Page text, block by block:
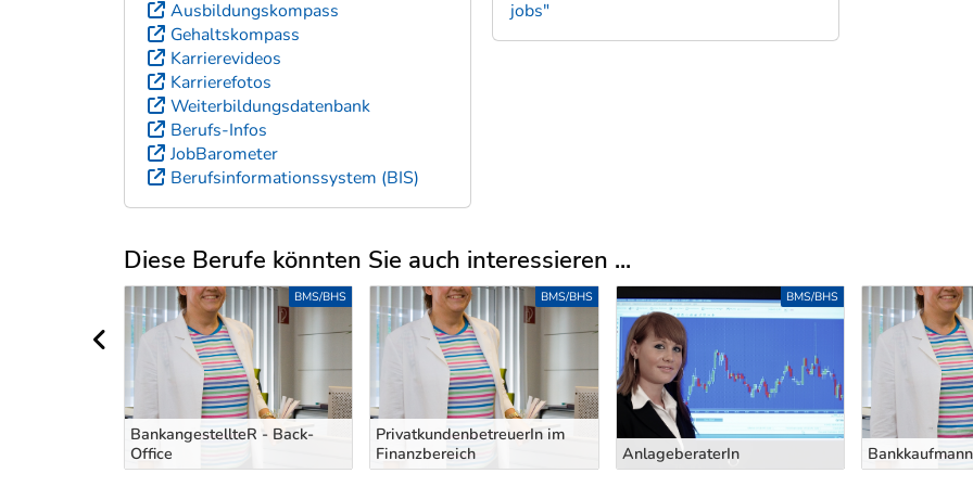
Ausbildungskompass
Gehaltskompass
Karrierevideos
Karrierefotos
Weiterbildungsdatenbank
Berufs-Infos
JobBarometer
Berufsinformationssystem (BIS)
jobs"
Diese Berufe könnten Sie auch interessieren ...
Uber weitere Berufsvorschläge
BankangestellteR - Back-
Office
BMS/BHS
PrivatkundenbetreuerIn im
Finanzbereich
BMS/BHS
AnlageberaterIn
BMS/BHS
vorheriger Bereich